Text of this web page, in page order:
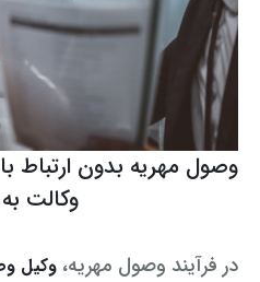
وصول مهریه بدون ارتباط
وکالت
در فرآیند وصول مهریه، وکیل